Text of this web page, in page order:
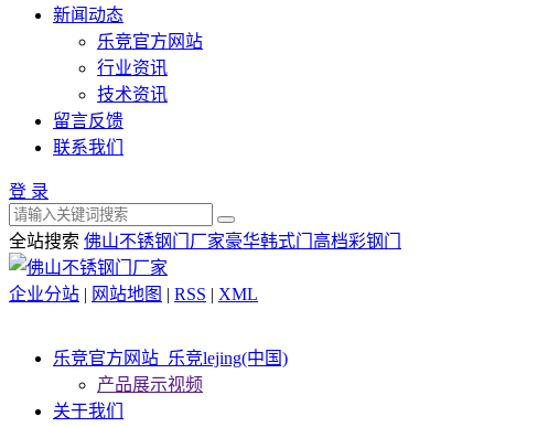
新闻动态
乐竞官方网站
行业资讯
技术资讯
留言反馈
联系我们
登 录
全站搜索 佛山不锈钢门厂家豪华韩式门 高档彩钢门
企业分站 | 网站地图 | RSS | XML
乐竞官方网站_乐竞lejing(中国)
产品展示视频
关于我们